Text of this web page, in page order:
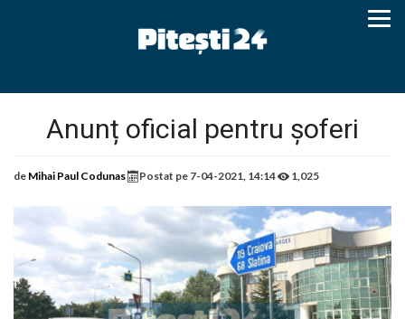
Anunț oficial pentru șoferi
de Mihai Paul Codunas Postat pe 7-04-2021, 14:14 1,025